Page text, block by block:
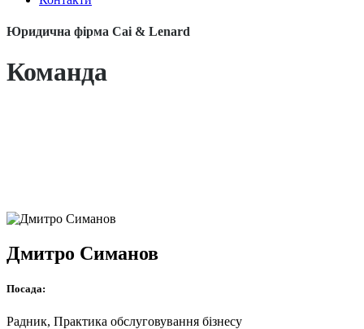
Юридична фірма Cai & Lenard
Команда
Дмитро Симанов
Посада:
Радник, Практика обслуговування бізнесу